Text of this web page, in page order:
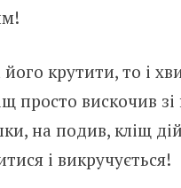
крутити, то і
просто вискочив зі
на подив, клiщ
і викручується!